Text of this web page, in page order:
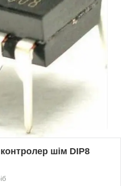
шім DIP8